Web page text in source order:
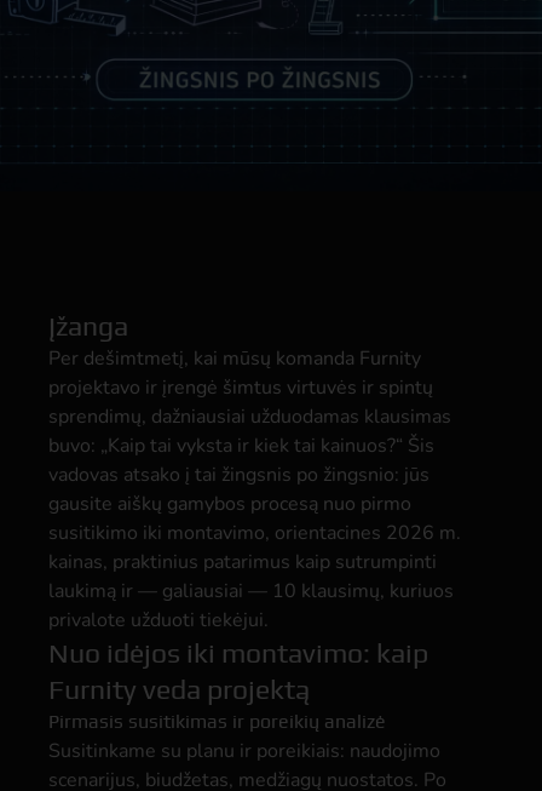
Įžanga
Per dešimtmetį, kai mūsų komanda Furnity
projektavo ir įrengė šimtus virtuvės ir spintų
sprendimų, dažniausiai užduodamas klausimas
buvo: „Kaip tai vyksta ir kiek tai kainuos?“ Šis
vadovas atsako į tai žingsnis po žingsnio: jūs
gausite aiškų gamybos procesą nuo pirmo
susitikimo iki montavimo, orientacines 2026 m.
kainas, praktinius patarimus kaip sutrumpinti
laukimą ir — galiausiai — 10 klausimų, kuriuos
privalote užduoti tiekėjui.
Nuo idėjos iki montavimo: kaip
Furnity veda projektą
Pirmasis susitikimas ir poreikių analizė
Susitinkame su planu ir poreikiais: naudojimo
scenarijus, biudžetas, medžiagų nuostatos. Po